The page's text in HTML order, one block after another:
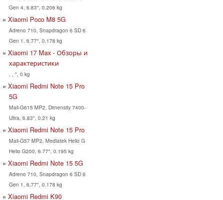
Gen 4, 6.83", 0.206 kg
Xiaomi Poco M8 5G
Adreno 710, Snapdragon 6 SD 6
Gen 1, 6.77", 0.178 kg
Xiaomi 17 Max - Обзоры и
характеристики
, , ", 0 kg
Xiaomi Redmi Note 15 Pro
5G
Mali-G615 MP2, Dimensity 7400-
Ultra, 6.83", 0.21 kg
Xiaomi Redmi Note 15 Pro
Mali-G57 MP2, Mediatek Helio G
Helio G200, 6.77", 0.195 kg
Xiaomi Redmi Note 15 5G
Adreno 710, Snapdragon 6 SD 6
Gen 1, 6.77", 0.178 kg
Xiaomi Redmi K90